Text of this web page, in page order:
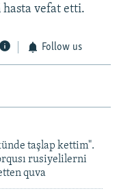
vefat etti.
Follow us
taşlap kettim".
rusiyelilerni
quva